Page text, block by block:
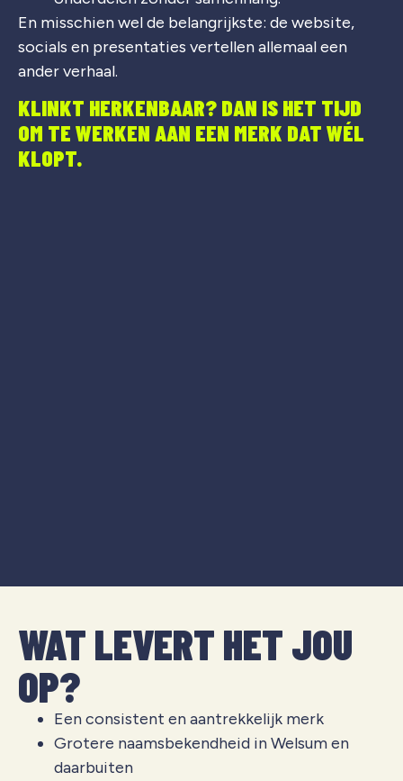
En misschien wel de belangrijkste: de website,
socials en presentaties vertellen allemaal een
ander verhaal.
KLINKT HERKENBAAR? DAN IS HET TIJD
OM TE WERKEN AAN EEN MERK DAT WÉL
KLOPT.
WAT LEVERT HET JOU
OP?
Een consistent en aantrekkelijk merk
Grotere naamsbekendheid inWelsumen
daarbuiten